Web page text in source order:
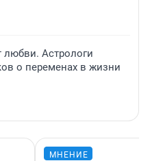
любви. Астрологи
о переменах в жизни
МНЕНИЕ